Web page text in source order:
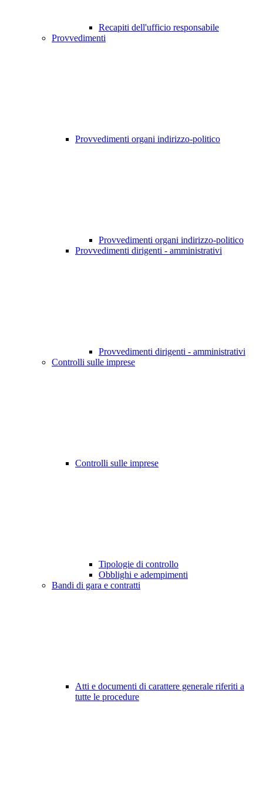
Recapiti dell'ufficio responsabile
Provvedimenti
Provvedimenti organi indirizzo-politico
Provvedimenti organi indirizzo-politico
Provvedimenti dirigenti - amministrativi
Provvedimenti dirigenti - amministrativi
Controlli sulle imprese
Controlli sulle imprese
Tipologie di controllo
Obblighi e adempimenti
Bandi di gara e contratti
Atti e documenti di carattere generale riferiti a
tutte le procedure